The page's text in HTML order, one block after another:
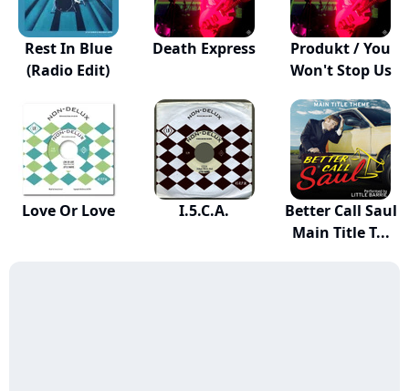
Rest In Blue
(Radio Edit)
Death Express
Produkt / You
Won't Stop Us
Love Or Love I.5.C.A.
Better Call Saul
Main Title T...